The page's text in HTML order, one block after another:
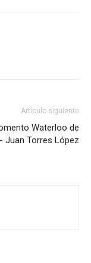
Artículo siguiente
Waterloo de
Juan Torres López